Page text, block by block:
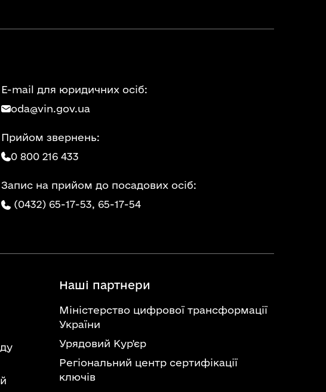
E-mail для юридичних осіб:
oda@vin.gov.ua
Прийом звернень:
0 800 216 433
Запис на прийом до посадових осіб:
(0432) 65-17-53, 65-17-54
Наші партнери
Міністерство цифрової трансформації
України
Урядовий Кур'єр
Регіональний центр сертифікації
ключів